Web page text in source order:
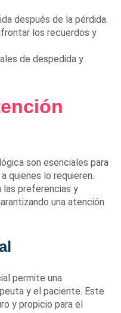
después de la pérdida.
los recuerdos y
de despedida y
son esenciales para
quienes lo requieren.
las preferencias y
una atención
permite una
y el paciente. Este
y propicio para el